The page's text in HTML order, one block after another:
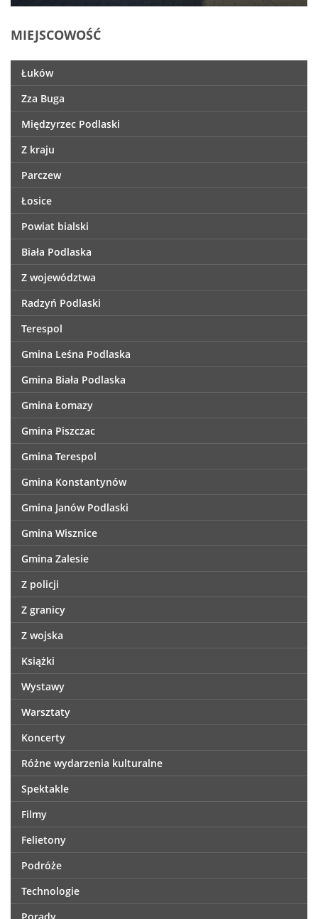
MIEJSCOWOŚĆ
Łuków
Zza Buga
Międzyrzec Podlaski
Z kraju
Parczew
Łosice
Powiat bialski
Biała Podlaska
Z województwa
Radzyń Podlaski
Terespol
Gmina Leśna Podlaska
Gmina Biała Podlaska
Gmina Łomazy
Gmina Piszczac
Gmina Terespol
Gmina Konstantynów
Gmina Janów Podlaski
Gmina Wisznice
Gmina Zalesie
Z policji
Z granicy
Z wojska
Książki
Wystawy
Warsztaty
Koncerty
Różne wydarzenia kulturalne
Spektakle
Filmy
Felietony
Podróże
Technologie